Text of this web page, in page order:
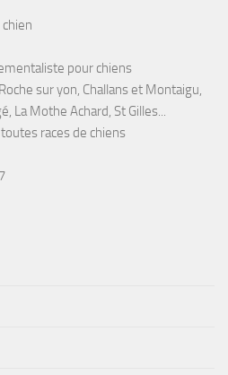
pour chiens
sur yon, Challans et Montaigu,
La Mothe Achard, St Gilles...
races de chiens